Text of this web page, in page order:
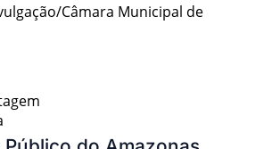
Câmara Municipal de